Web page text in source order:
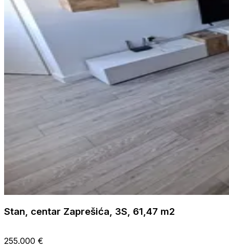
Stan, centar Zaprešića, 3S, 61,47 m2
255.000 €